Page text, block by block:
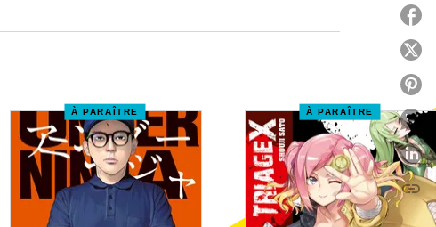
À PARAÎTRE À PARAÎTRE
link